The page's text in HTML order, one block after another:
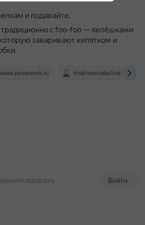
и подавайте.
с foo-foo — лепёшками
заваривают кипятком и
www.povarenok.ru
Войти